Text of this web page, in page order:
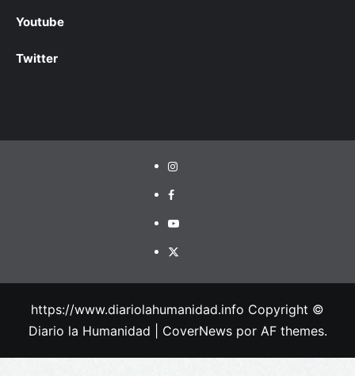
Youtube
Twitter
https://www.diariolahumanidad.info Copyright ©
Diario la Humanidad
CoverNewspor AF themes.